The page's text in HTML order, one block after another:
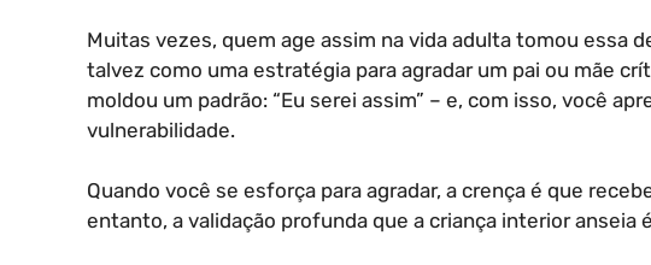
Muitas vezes, quem age assim na vida adulta tomou essa
talvez como uma estratégia para agradar um pai ou mãe
moldou um padrão: “Eu serei assim” – e, com isso, você
vulnerabilidade.
Quando você se esforça para agradar, a crença é que
entanto, a validação profunda que a criança interior anseia